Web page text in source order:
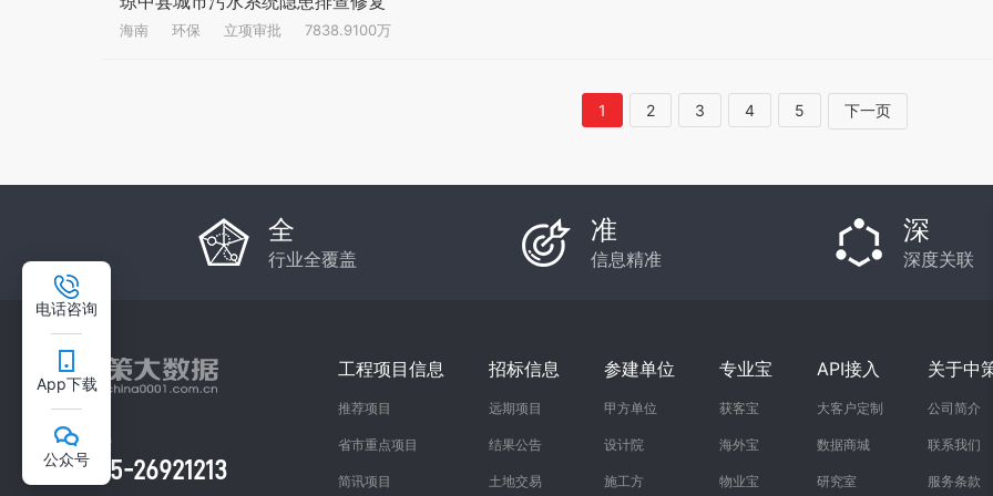
海南 环保 立项审批 7838.9100万
1 2 3 4 5 下一页
全
行业全覆盖
准
信息精准
深
深度关联
总部咨询热线
0755-26921213
工程项目信息
推荐项目
省市重点项目
简讯项目
招标信息
远期项目
结果公告
土地交易
参建单位
甲方单位
设计院
施工方
专业宝
获客宝
海外宝
物业宝
API接入
大客户定制
数据商城
研究室
关于中
公司简介
联系我们
服务条款
电话咨询
App下载
公众号